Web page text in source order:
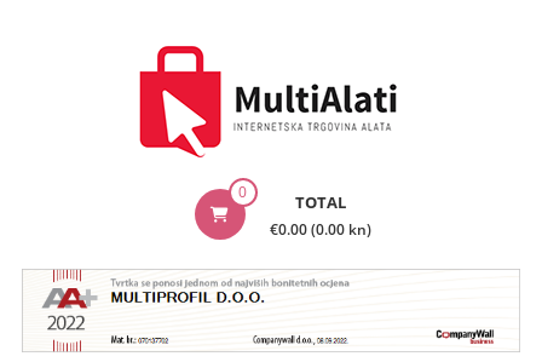
Internetska
trgovina
0 TOTAL
€0.00 (0.00 kn)